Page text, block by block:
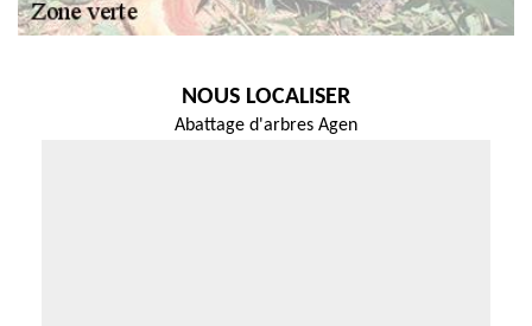
NOUS LOCALISER
Abattage d'arbres Agen